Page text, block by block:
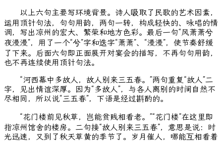
以上六句主要写环境背景。诗人吸取了民歌的艺术因素，
运用顶针句法，句句用韵，两句一转，构成轻快的、咏唱的情
调，写出凉州的宏大、繁荣和地方色彩。最后一句“风萧萧兮
夜漫漫”，用了一个“兮”字和迭字“萧萧”、“漫漫”，使节奏舒缓
了下来。后面六句即正面展开对宴会的描写，不再句句用韵，
也不再连续使用顶针句法。
“河西幕中多故人，故人别来三五春。”两句重复“故人”二
字，见出情谊深厚。因为“多故人”，与各人离别的时间自然不
尽相同，所以说“三五春”，下语是经过斟酌的。
“花门楼前见秋草，岂能贫贱相看老。”“花门楼”在这里即
指凉州馆舍的楼房。二句接“故人别来三五春”，意思是说：时
光迅速，又到了秋天草黄的季节了。岁月催人，哪能互相看着